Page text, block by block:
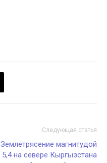
Следующая статья
Землетрясение магнитудой
5,4 на севере Кыргызстана